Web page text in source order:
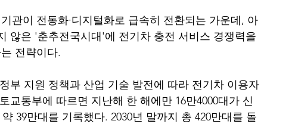
관이 전동화·디지털화로 급속히 전환되는 가운데, 아
않은 '춘추전국시대'에 전기차 충전 서비스 경쟁력을
전략이다.
부 지원 정책과 산업 기술 발전에 따라 전기차 이용자
교통부에 따르면 지난해 한 해에만 16만4000대가 신
39만대를 기록했다. 2030년 말까지 총 420만대를 돌